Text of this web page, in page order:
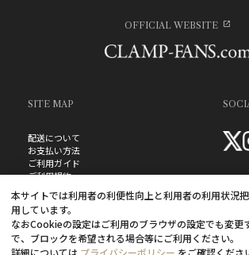
OFFICIAL WEBSITE
SITE MAP
配送について
お支払い方法
ご利用ガイド
ご利用規約
プライバシーポリシー
よくあるご質問
特定商取引法に基づく表記
本サイトでは利用者の利便性向上と利用者の利用状況
用しています。
なおCookieの設定はご利用のブラウザの設定でも変更
で、ブロックを希望される場合等にご利用ください。